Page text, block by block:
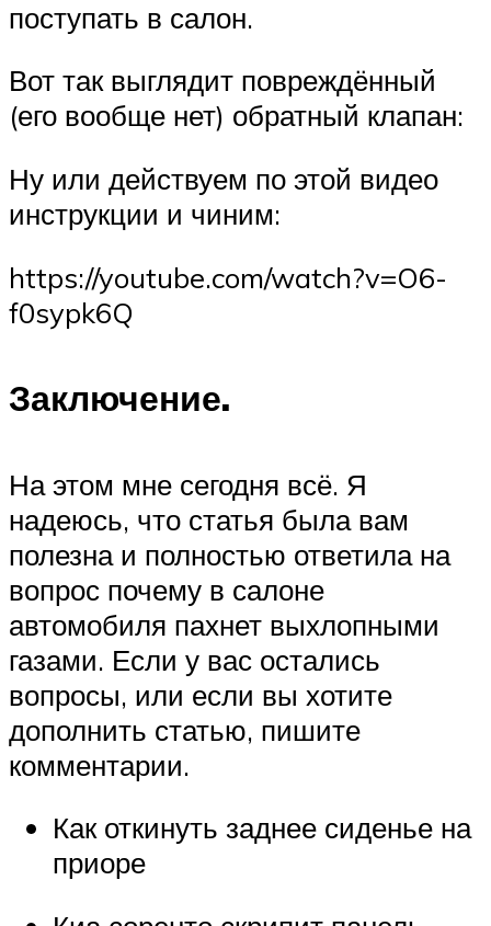
поступать в салон.
Вот так выглядит повреждённый
(его вообще нет) обратный клапан:
Ну или действуем по этой видео
инструкции и чиним:
https://youtube.com/watch?v=O6-
f0sypk6Q
Заключение.
На этом мне сегодня всё. Я
надеюсь, что статья была вам
полезна и полностью ответила на
вопрос почему в салоне
автомобиля пахнет выхлопными
газами. Если у вас остались
вопросы, или если вы хотите
дополнить статью, пишите
комментарии.
Как откинуть заднее сиденье на
приоре